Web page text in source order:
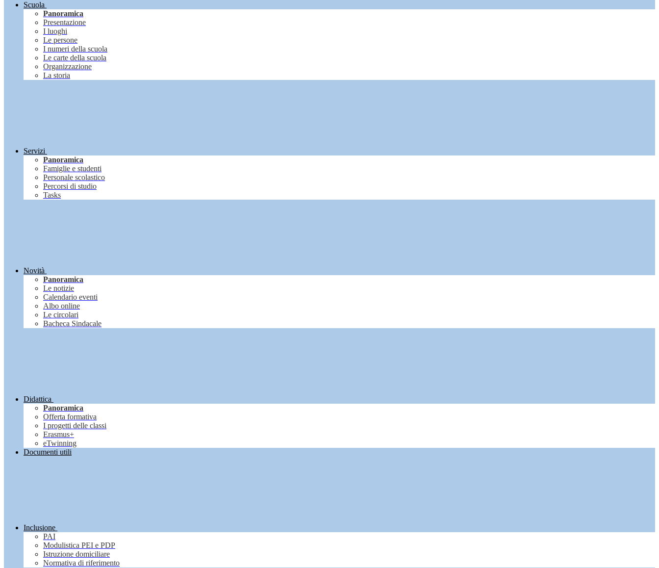
Scuola
Panoramica
Presentazione
I luoghi
Le persone
I numeri della scuola
Le carte della scuola
Organizzazione
La storia
Servizi
Panoramica
Famiglie e studenti
Personale scolastico
Percorsi di studio
Tasks
Novità
Panoramica
Le notizie
Calendario eventi
Albo online
Le circolari
Bacheca Sindacale
Didattica
Panoramica
Offerta formativa
I progetti delle classi
Erasmus+
eTwinning
Documenti utili
Inclusione
PAI
Modulistica PEI e PDP
Istruzione domiciliare
Normativa di riferimento